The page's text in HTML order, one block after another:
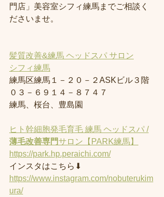
門店」美容室シフィ練馬までご相談く
ださいませ。
髪質改善&練馬 ヘッドスパ サロン
シフィ練馬
練馬区練馬１－２０－２ASKビル３階
０３－６９１４－８７４７
練馬、桜台、豊島園
ヒト幹細胞発毛育毛 練馬 ヘッドスパ /
薄毛改善専門サロン【PARK練馬】
https://park.hp.peraichi.com/
インスタはこちら⬇︎
https://www.instagram.com/nobuterukim
ura/